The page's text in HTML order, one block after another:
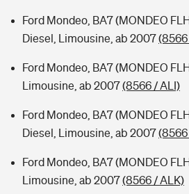
Ford Mondeo, BA7 (MONDEO
Diesel, Limousine, ab 2007
Ford Mondeo, BA7 (MONDEO
Limousine, ab 2007(8566 / ALI)
Ford Mondeo, BA7 (MONDEO
Diesel, Limousine, ab 2007(8566
Ford Mondeo, BA7 (MONDEO
Limousine, ab 2007(8566 / ALK)